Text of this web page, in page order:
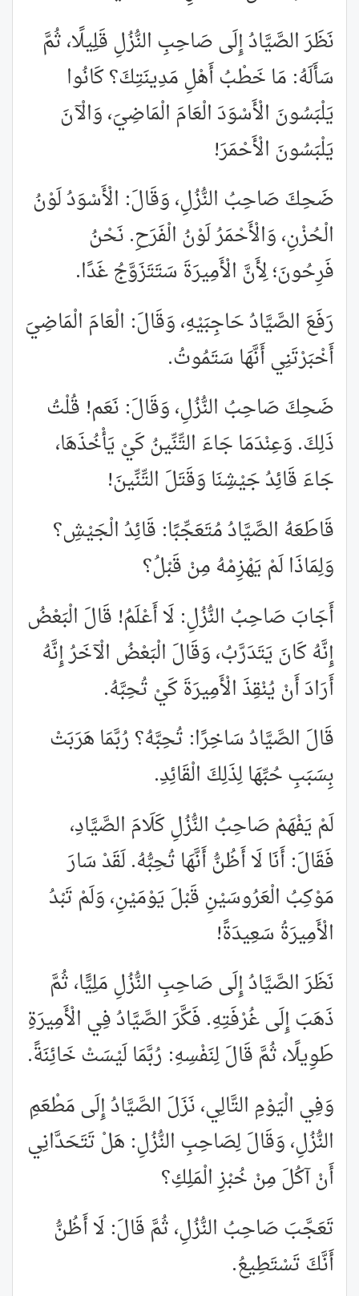
نَظَرَ الصَّيَّادُ إِلَى صَاحِبِ النُّزُلِ قَلِيلًا، ثُمَّ
سَأَلَهُ: مَا خَطْبُ أَهْلِ مَدِينَتِكَ؟ كَانُوا
يَلْبَسُونَ الْأَسْوَدَ الْعَامَ الْمَاضِيَ، وَالْآنَ
يَلْبَسُونَ الْأَحْمَرَ!
ضَحِكَ صَاحِبُ النُّزُلِ، وَقَالَ: الْأَسْوَدُ لَوْنُ
الْحُزْنِ، وَالْأَحْمَرُ لَوْنُ الْفَرَحِ. نَحْنُ
فَرِحُونَ؛ لِأَنَّ الْأَمِيرَةَ سَتَتَزَوَّجُ غَدًا.
رَفَعَ الصَّيَّادُ حَاجِبَيْهِ، وَقَالَ: الْعَامَ الْمَاضِيَ
أَخْبَرْتَنِي أَنَّهَا سَتَمُوتُ.
ضَحِكَ صَاحِبُ النُّزُلِ، وَقَالَ: نَعَم! قُلْتُ
ذَلِكَ. وَعِنْدَمَا جَاءَ التِّنِّينُ كَيْ يَأْخُذَهَا،
جَاءَ قَائِدُ جَيْشِنَا وَقَتَلَ التِّنِّينَ!
قَاطَعَهُ الصَّيَّادُ مُتَعَجِّبًا: قَائِدُ الْجَيْشِ؟
وَلِمَاذَا لَمْ يَهْزِمْهُ مِنْ قَبْلُ؟
أَجَابَ صَاحِبُ النُّزُلِ: لَا أَعْلَمُ! قَالَ الْبَعْضُ
إِنَّهُ كَانَ يَتَدَرَّبُ، وَقَالَ الْبَعْضُ الْآخَرُ إِنَّهُ
أَرَادَ أَنْ يُنْقِذَ الْأَمِيرَةَ كَيْ تُحِبَّهُ.
قَالَ الصَّيَّادُ سَاخِرًا: تُحِبَّهُ؟ رُبَّمَا هَرَبَتْ
بِسَبَبِ حُبِّهَا لِذَلِكَ الْقَائِدِ.
لَمْ يَفْهَمْ صَاحِبُ النُّزُلِ كَلَامَ الصَّيَّادِ،
فَقَالَ: أَنَا لَا أَظُنُّ أَنَّهَا تُحِبُّهُ. لَقَدْ سَارَ
مَوْكِبُ الْعَرُوسَيْنِ قَبْلَ يَوْمَيْنِ، وَلَمْ تَبْدُ
الْأَمِيرَةُ سَعِيدَةً!
نَظَرَ الصَّيَّادُ إِلَى صَاحِبِ النُّزُلِ مَلِيًّا، ثُمَّ
ذَهَبَ إِلَى غُرْفَتِهِ. فَكَّرَ الصَّيَّادُ فِي الْأَمِيرَةِ
طَوِيلًا، ثُمَّ قَالَ لِنَفْسِهِ: رُبَّمَا لَيْسَتْ خَائِنَةً.
وَفِي الْيَوْمِ التَّالِي، نَزَلَ الصَّيَّادُ إِلَى مَطْعَمِ
النُّزُلِ، وَقَالَ لِصَاحِبِ النُّزُلِ: هَلْ تَتَحَدَّانِي
أَنْ آكُلَ مِنْ خُبْزِ الْمَلِكِ؟
تَعَجَّبَ صَاحِبُ النُّزُلِ، ثُمَّ قَالَ: لَا أَظُنُّ
أَنَّكَ تَسْتَطِيعُ.